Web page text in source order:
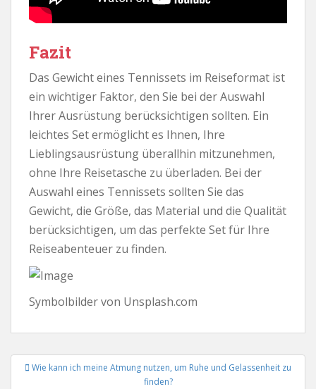
Fazit
Das Gewicht eines Tennissets im Reiseformat ist
ein wichtiger Faktor, den Sie bei der Auswahl
Ihrer Ausrüstung berücksichtigen sollten. Ein
leichtes Set ermöglicht es Ihnen, Ihre
Lieblingsausrüstung überallhin mitzunehmen,
ohne Ihre Reisetasche zu überladen. Bei der
Auswahl eines Tennissets sollten Sie das
Gewicht, die Größe, das Material und die Qualität
berücksichtigen, um das perfekte Set für Ihre
Reiseabenteuer zu finden.
Symbolbilder von Unsplash.com
Beitrags-
Wie kann ich meine Atmung nutzen, um Ruhe und Gelassenheit zu
finden?